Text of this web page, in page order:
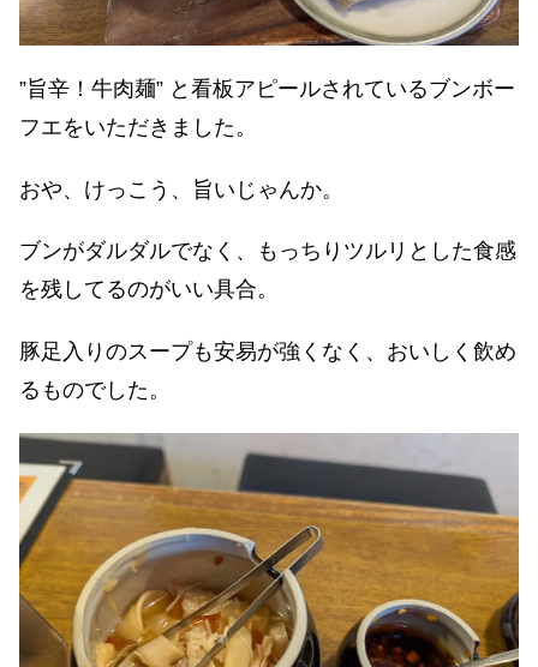
”旨辛！牛肉麺” と看板アピールされているブンボー
フエをいただきました。
おや、けっこう、旨いじゃんか。
ブンがダルダルでなく、もっちりツルリとした食感
を残してるのがいい具合。
豚足入りのスープも安易が強くなく、おいしく飲め
るものでした。